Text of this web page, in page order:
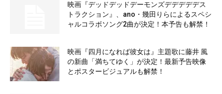
映画『デッドデッドデーモンズデデデデデス
トラクション』、ano・幾田りらによるスペシ
ャルコラボソング2曲が決定！本予告も解禁！
映画『四月になれば彼女は』主題歌に藤井 風
の新曲「満ちてゆく」が決定！最新予告映像
とポスタービジュアルも解禁！